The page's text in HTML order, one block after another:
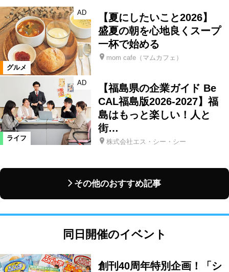
グルメ
AD
【夏にしたいこと2026】
盛夏の朝を心地良くスープ
一杯で始める
mom cafe（マムカフェ）
ライフ
AD
【福島県の企業ガイド Be
CAL福島版2026-2027】福
島はもっと楽しい！人と
街…
株式会社エス・シー・シー
その他のおすすめ記事
同日開催のイベント
創刊40周年特別企画！「シ